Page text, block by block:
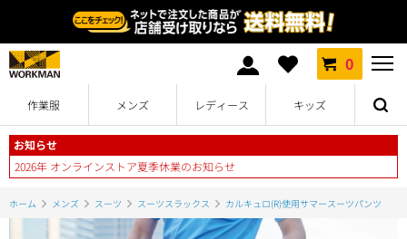
0
作業服 メンズ レディース キッズ
お知らせ
2026年 オンラインストア夏季休業のお知らせ
ホーム メンズ スーツ スーツスラックス カルキュロ(R)使用サマースーツパンツ